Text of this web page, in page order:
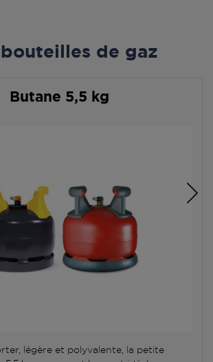
de gaz
Butane 5,5 kg
légère et polyvalente, la petite